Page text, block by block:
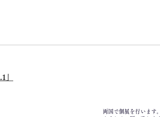
」
両国で個展を行います。